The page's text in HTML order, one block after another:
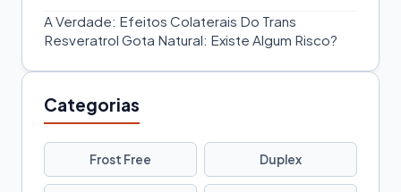
A Verdade: Efeitos Colaterais Do Trans
Resveratrol Gota Natural: Existe Algum Risco?
Categorias
Frost Free Duplex